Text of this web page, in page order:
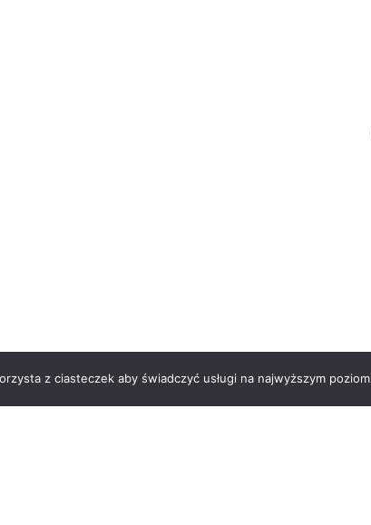
z ciasteczek aby świadczyć usługi na najwyższym